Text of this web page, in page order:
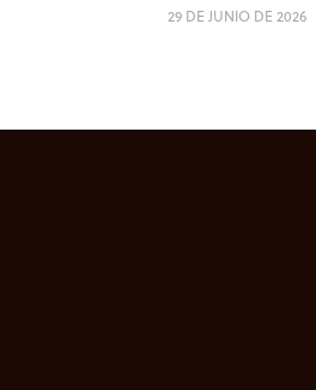
29 DE JUNIO DE 2026